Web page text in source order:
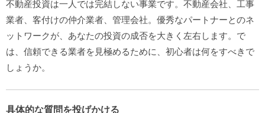
不動産投資は一人では完結しない事業です。不動産会社、工事
業者、客付けの仲介業者、管理会社。優秀なパートナーとのネ
ットワークが、あなたの投資の成否を大きく左右します。で
は、信頼できる業者を見極めるために、初心者は何をすべきで
しょうか。
具体的な質問を投げかける